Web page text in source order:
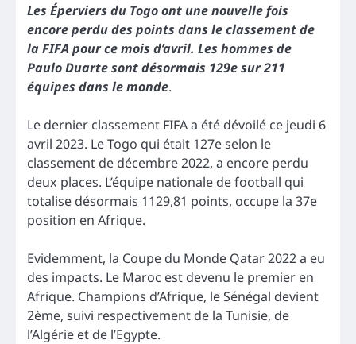
Les Éperviers du Togo ont une nouvelle fois
encore perdu des points dans le classement de
la FIFA pour ce mois d’avril. Les hommes de
Paulo Duarte sont désormais 129e sur 211
équipes dans le monde.
Le dernier classement FIFA a été dévoilé ce jeudi 6
avril 2023. Le Togo qui était 127e selon le
classement de décembre 2022, a encore perdu
deux places. L’équipe nationale de football qui
totalise désormais 1129,81 points, occupe la 37e
position en Afrique.
Evidemment, la Coupe du Monde Qatar 2022 a eu
des impacts. Le Maroc est devenu le premier en
Afrique. Champions d’Afrique, le Sénégal devient
2ème, suivi respectivement de la Tunisie, de
l’Algérie et de l’Egypte.